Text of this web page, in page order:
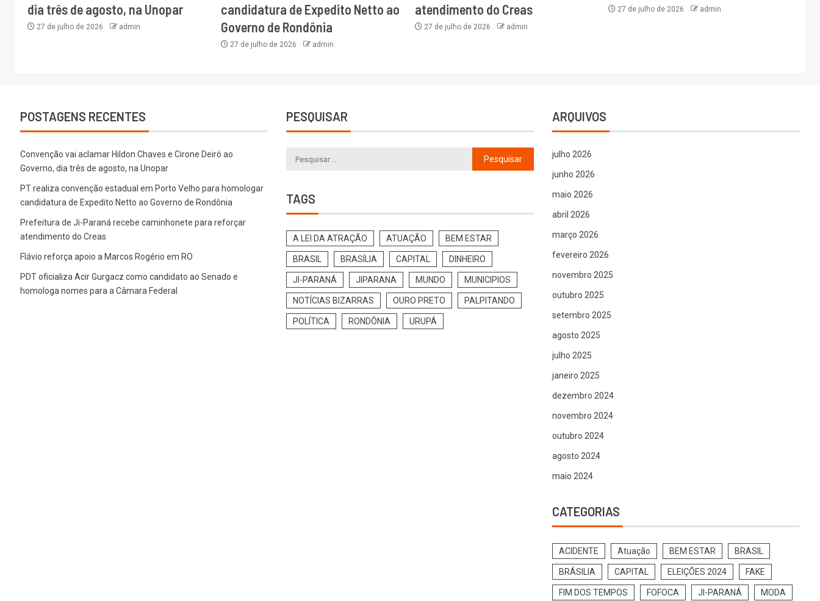
dia três de agosto, na Unopar
27 de julho de 2026 admin
candidatura de Expedito Netto ao
Governo de Rondônia
27 de julho de 2026 admin
atendimento do Creas
27 de julho de 2026 admin
27 de julho de 2026 admin
POSTAGENS RECENTES
Convenção vai aclamar Hildon Chaves e Cirone Deiró ao
Governo, dia três de agosto, na Unopar
PT realiza convenção estadual em Porto Velho para homologar
candidatura de Expedito Netto ao Governo de Rondônia
Prefeitura de Ji-Paraná recebe caminhonete para reforçar
atendimento do Creas
Flávio reforça apoio a Marcos Rogério em RO
PDT oficializa Acir Gurgacz como candidato ao Senado e
homologa nomes para a Câmara Federal
PESQUISAR
TAGS
A LEI DA ATRAÇÃO ATUAÇÃO BEM ESTAR
BRASIL BRASÍLIA CAPITAL DINHEIRO
JI-PARANÁ JIPARANA MUNDO MUNICIPIOS
NOTÍCIAS BIZARRAS OURO PRETO PALPITANDO
POLÍTICA RONDÔNIA URUPÁ
ARQUIVOS
julho 2026
junho 2026
maio 2026
abril 2026
março 2026
fevereiro 2026
novembro 2025
outubro 2025
setembro 2025
agosto 2025
julho 2025
janeiro 2025
dezembro 2024
novembro 2024
outubro 2024
agosto 2024
maio 2024
CATEGORIAS
ACIDENTE Atuação BEM ESTAR BRASIL
BRÁSILIA CAPITAL ELEIÇÕES 2024 FAKE
FIM DOS TEMPOS FOFOCA JI-PARANÁ MODA